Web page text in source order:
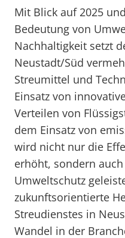
Mit Blick auf 2025
Bedeutung von
Nachhaltigkeit setzt
Neustadt/Süd
Streumittel und
Einsatz von
Verteilen von
dem Einsatz von
wird nicht nur die
erhöht, sondern
Umweltschutz
zukunftsorientierte
Streudienstes in
Wandel in der